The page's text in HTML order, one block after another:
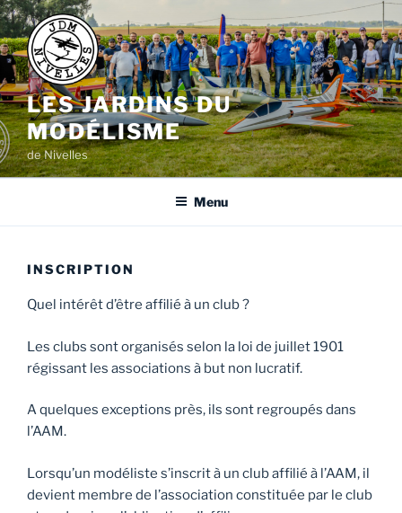
Aller
au
contenu
principal
LES JARDINS DU
MODÉLISME
de Nivelles
Menu
INSCRIPTION
Quel intérêt d’être affilié à un club ?
Les clubs sont organisés selon la loi de juillet 1901
régissant les associations à but non lucratif.
A quelques exceptions près, ils sont regroupés dans
l’AAM.
Lorsqu’un modéliste s’inscrit à un club affilié à l’AAM, il
devient membre de l’association constituée par le club